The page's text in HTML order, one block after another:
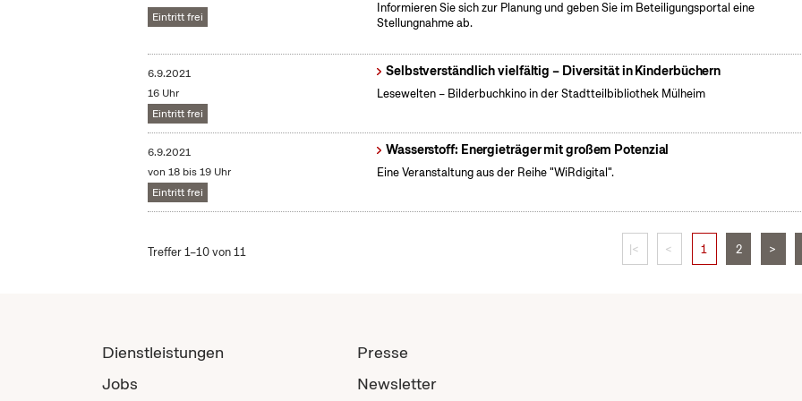
Eintritt frei
Informieren Sie sich zur Planung und geben Sie im Beteiligungsportal eine
Stellungnahme ab.
6.9.2021
16 Uhr
Eintritt frei
Selbstverständlich vielfältig – Diversität in Kinderbüchern
Lesewelten – Bilderbuchkino in der Stadtteilbibliothek Mülheim
6.9.2021
von 18 bis 19 Uhr
Eintritt frei
Wasserstoff: Energieträger mit großem Potenzial
Eine Veranstaltung aus der Reihe "WiRdigital".
Treffer 1–10 von 11 |< < 1 2 >
Dienstleistungen
Jobs
Presse
Newsletter